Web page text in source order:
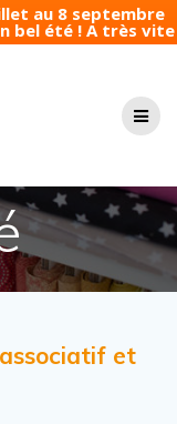
au 8 septembre
bel été ! A très vite
et